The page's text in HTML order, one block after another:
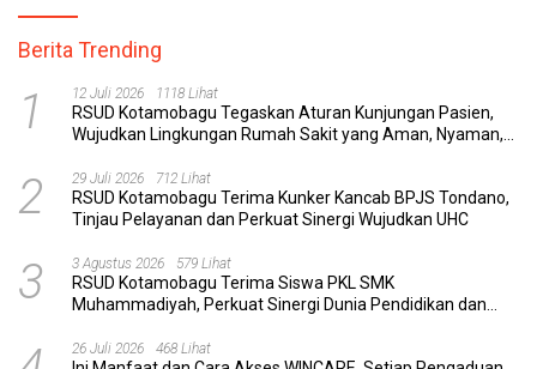
Berita Trending
1 12 Juli 2026 1118 Lihat
RSUD Kotamobagu Tegaskan Aturan Kunjungan Pasien,
Wujudkan Lingkungan Rumah Sakit yang Aman, Nyaman,
2 29 Juli 2026 712 Lihat
RSUD Kotamobagu Terima Kunker Kancab BPJS Tondano,
Tinjau Pelayanan dan Perkuat Sinergi Wujudkan UHC
3 3 Agustus 2026 579 Lihat
RSUD Kotamobagu Terima Siswa PKL SMK
Muhammadiyah, Perkuat Sinergi Dunia Pendidikan dan
26 Juli 2026 468 Lihat